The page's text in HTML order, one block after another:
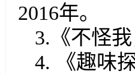
2016年。
3. 《不怪
4. 《趣味